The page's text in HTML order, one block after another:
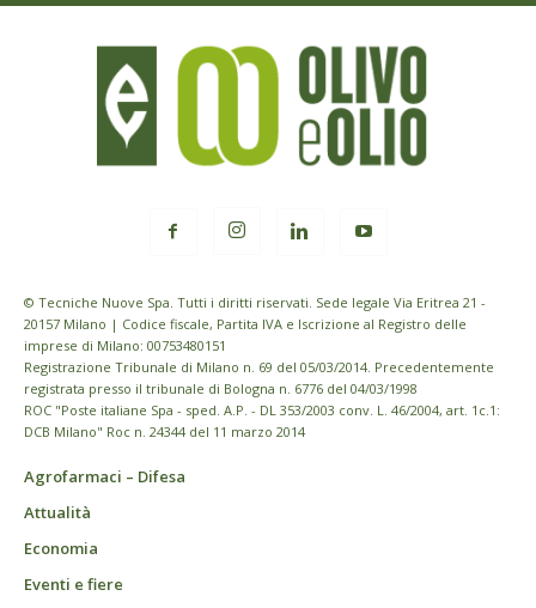
© Tecniche Nuove Spa. Tutti i diritti riservati. Sede legale Via Eritrea 21 -
20157 Milano | Codice fiscale, Partita IVA e Iscrizione al Registro delle
imprese di Milano: 00753480151
Registrazione Tribunale di Milano n. 69 del 05/03/2014. Precedentemente
registrata presso il tribunale di Bologna n. 6776 del 04/03/1998
ROC "Poste italiane Spa - sped. A.P. - DL 353/2003 conv. L. 46/2004, art. 1c.1:
DCB Milano" Roc n. 24344 del 11 marzo 2014
Agrofarmaci – Difesa
Attualità
Economia
Eventi e fiere